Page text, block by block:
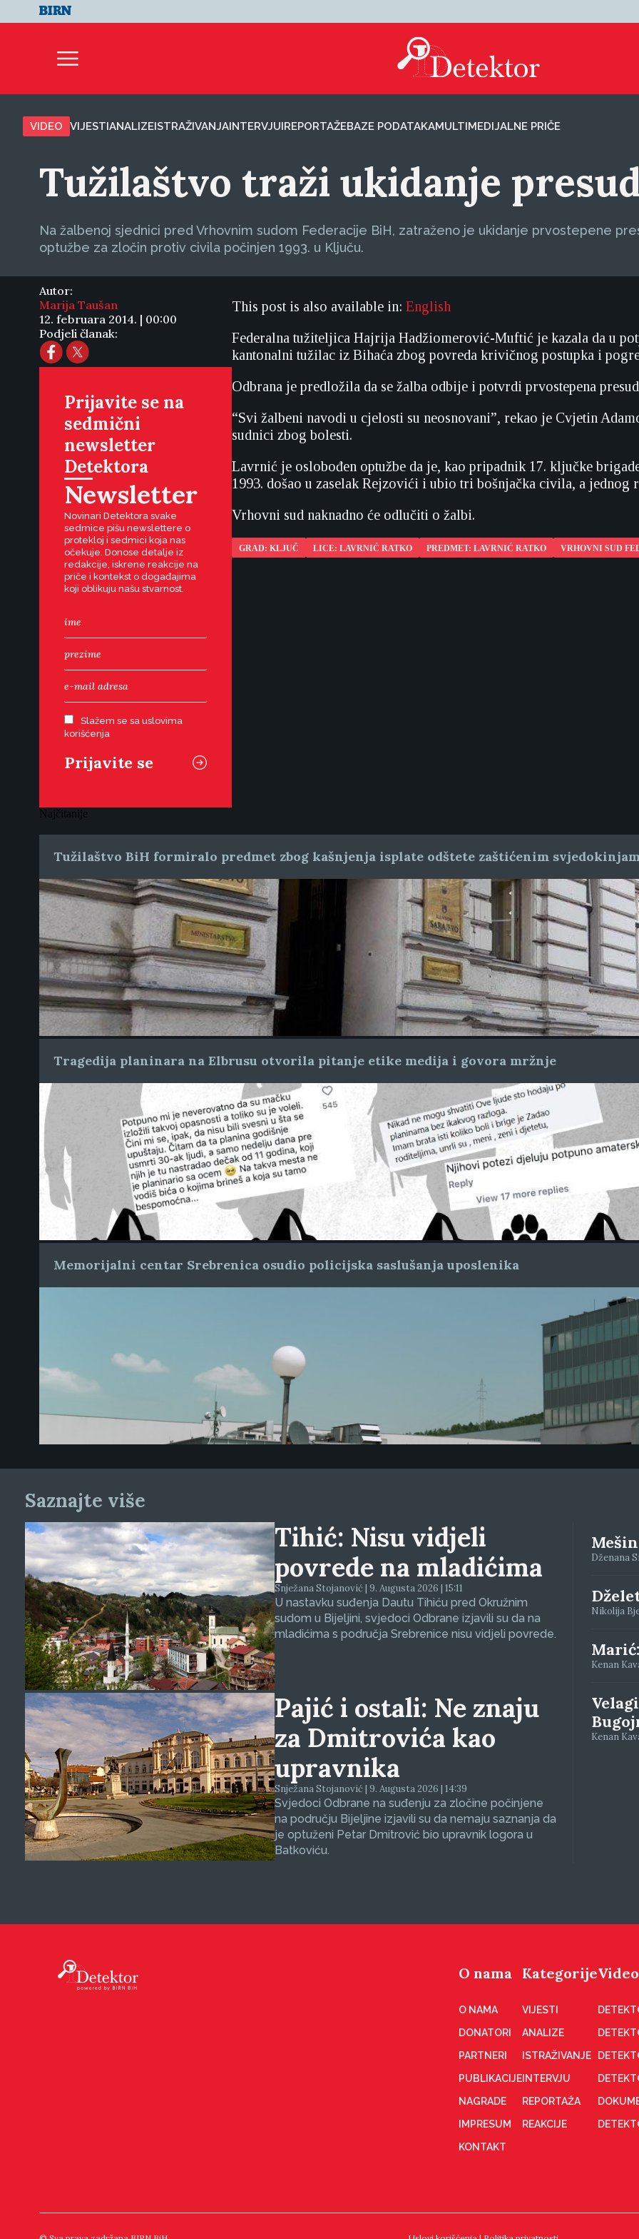
VIDEO VIJESTIANALIZEISTRAŽIVANJAINTERVJUIREPORTAŽEBAZE PODATAKAMULTIMEDIJALNE PRIČE
Tužilaštvo traži ukidanje
Na žalbenoj sjednici pred Vrhovnim sudom Federacije BiH, zatraženo je ukidanje prvostepene
optužbe za zločin protiv civila počinjen 1993. u Ključu.
Autor:
Marija Taušan
12. februara 2014. | 00:00
Podjeli članak:
Prijavite se na
sedmični
newsletter
Detektora
Newsletter
Novinari Detektora svake
sedmice pišu newslettere o
protekloj i sedmici koja nas
očekuje. Donose detalje iz
redakcije, iskrene reakcije na
priče i kontekst o događajima
koji oblikuju našu stvarnost.
Slažem se sa uslovima
korišćenja
This post is also available in: English
Federalna tužiteljica Hajrija Hadžiomerović-Muftić je kazala da u
kantonalni tužilac iz Bihaća zbog povreda krivičnog postupka i
Odbrana je predložila da se žalba odbije i potvrdi prvostepena
“Svi žalbeni navodi u cjelosti su neosnovani”, rekao je Cvjetin
sudnici zbog bolesti.
Lavrnić je oslobođen optužbe da je, kao pripadnik 17. ključke
1993. došao u zaselak Rejzovići i ubio tri bošnjačka civila, a jednog
Vrhovni sud naknadno će odlučiti o žalbi.
GRAD: KLJUČ LICE: LAVRNIĆ RATKO PREDMET: LAVRNIĆ RATKO VRHOVNI SUD
Najčitanije
Tužilaštvo BiH formiralo predmet zbog kašnjenja isplate odštete zaštićenim
Tragedija planinara na Elbrusu otvorila pitanje etike medija i govora mržnje
Memorijalni centar Srebrenica osudio policijska saslušanja uposlenika
Saznajte više
Tihić: Nisu vidjeli
povrede na mladićima
Snježana Stojanović | 9. Augusta 2026 | 15:11
U nastavku suđenja Dautu Tihiću pred Okružnim
sudom u Bijeljini, svjedoci Odbrane izjavili su da na
mladićima s područja Srebrenice nisu vidjeli povrede.
Pajić i ostali: Ne znaju
za Dmitrovića kao
upravnika
Snježana Stojanović | 9. Augusta 2026 | 14:39
Svjedoci Odbrane na suđenju za zločine počinjene
na području Bijeljine izjavili su da nemaju saznanja da
je optuženi Petar Dmitrović bio upravnik logora u
Batkoviću.
Dženana
Nikolija
Kenan
Kenan
O nama
O NAMA
DONATORI
PARTNERI
PUBLIKACIJE
NAGRADE
IMPRESUM
KONTAKT
Kategorije
VIJESTI
ANALIZE
ISTRAŽIVANJE
INTERVJU
REPORTAŽA
REAKCIJE
Video